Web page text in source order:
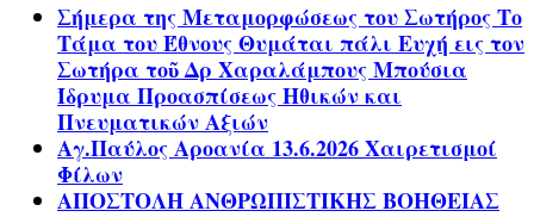
Σήμερα της Μεταμορφώσεως του Σωτήρος Το
Τάμα του Έθνους Θυμάται πάλι Ευχή εις τον
Σωτήρα τοῦ Δρ Χαραλάμπους Μπούσια
Ίδρυμα Προασπίσεως Ηθικών και
Πνευματικών Αξιών
Αγ.Παύλος Αροανία 13.6.2026 Χαιρετισμοί
Φίλων
ΑΠΟΣΤΟΛΗ ΑΝΘΡΩΠΙΣΤΙΚΗΣ ΒΟΗΘΕΙΑΣ